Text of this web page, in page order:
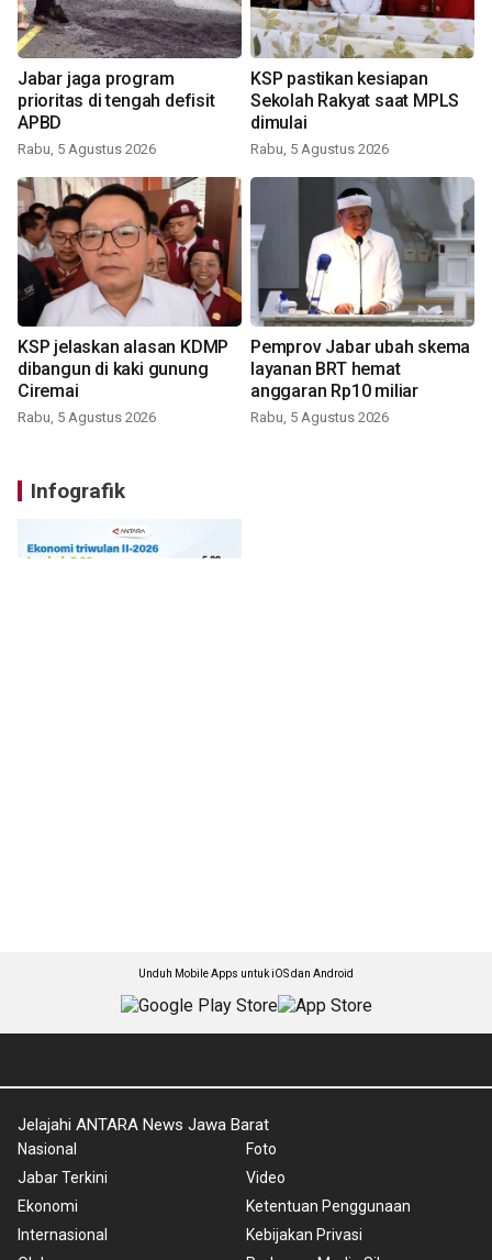
Jabar jaga program
prioritas di tengah defisit
APBD
Rabu, 5 Agustus 2026
KSP pastikan kesiapan
Sekolah Rakyat saat MPLS
dimulai
Rabu, 5 Agustus 2026
KSP jelaskan alasan KDMP
dibangun di kaki gunung
Ciremai
Rabu, 5 Agustus 2026
Pemprov Jabar ubah skema
layanan BRT hemat
anggaran Rp10 miliar
Rabu, 5 Agustus 2026
Infografik
Unduh Mobile Apps untuk iOS dan Android
Jelajahi ANTARA News Jawa Barat
Nasional
Jabar Terkini
Ekonomi
Internasional
Foto
Video
Ketentuan Penggunaan
Kebijakan Privasi